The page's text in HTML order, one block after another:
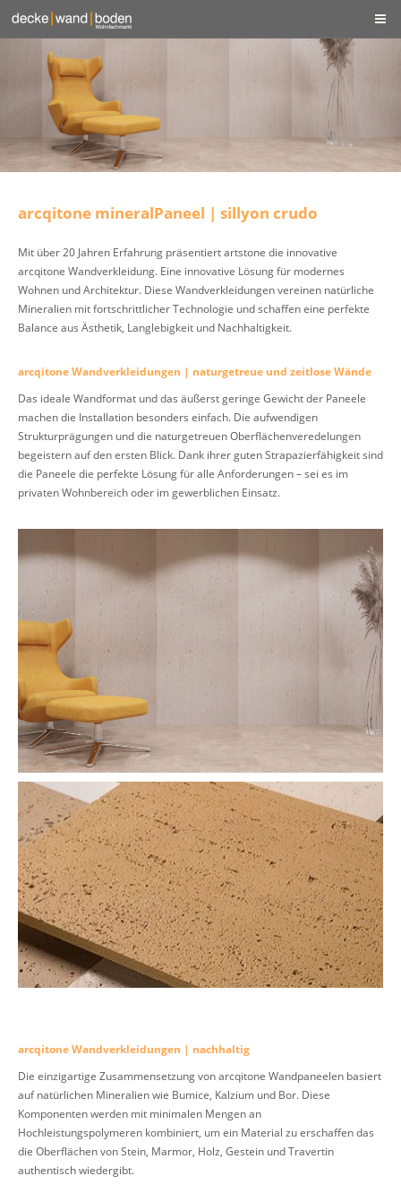
arcqitone mineralPaneel | sillyon crudo
Mit über 20 Jahren Erfahrung präsentiert artstone die innovative
arcqitone Wandverkleidung. Eine innovative Lösung für modernes
Wohnen und Architektur. Diese Wandverkleidungen vereinen natürliche
Mineralien mit fortschrittlicher Technologie und schaffen eine perfekte
Balance aus Ästhetik, Langlebigkeit und Nachhaltigkeit.
arcqitone Wandverkleidungen | naturgetreue und zeitlose Wände
Das ideale Wandformat und das äußerst geringe Gewicht der Paneele
machen die Installation besonders einfach. Die aufwendigen
Strukturprägungen und die naturgetreuen Oberflächenveredelungen
begeistern auf den ersten Blick. Dank ihrer guten Strapazierfähigkeit sind
die Paneele die perfekte Lösung für alle Anforderungen – sei es im
privaten Wohnbereich oder im gewerblichen Einsatz.
arcqitone Wandverkleidungen | nachhaltig
Die einzigartige Zusammensetzung von arcqitone Wandpaneelen basiert
auf natürlichen Mineralien wie Bumice, Kalzium und Bor. Diese
Komponenten werden mit minimalen Mengen an
Hochleistungspolymeren kombiniert, um ein Material zu erschaffen das
die Oberflächen von Stein, Marmor, Holz, Gestein und Travertin
authentisch wiedergibt.